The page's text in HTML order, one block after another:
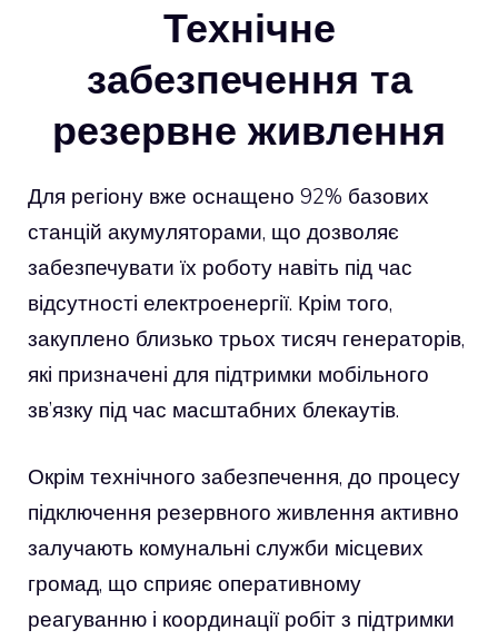
Технічне
забезпечення та
резервне живлення
Для регіону вже оснащено 92% базових
станцій акумуляторами, що дозволяє
забезпечувати їх роботу навіть під час
відсутності електроенергії. Крім того,
закуплено близько трьох тисяч генераторів,
які призначені для підтримки мобільного
зв’язку під час масштабних блекаутів.
Окрім технічного забезпечення, до процесу
підключення резервного живлення активно
залучають комунальні служби місцевих
громад, що сприяє оперативному
реагуванню і координації робіт з підтримки